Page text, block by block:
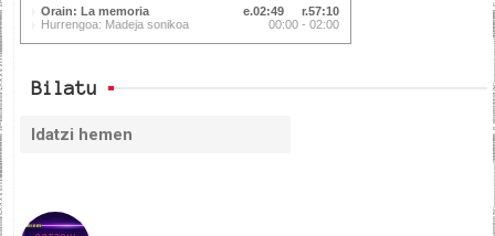
Orain: La memoria 02:49
57:10
Hurrengoa: Madeja sonikoa
00:00 - 02:00
Bilatu